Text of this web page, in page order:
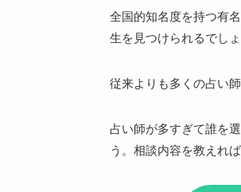
全国的知名度を持つ有
生を見つけられるでしょ
従来よりも多くの占い
占い師が多すぎて誰を
う。相談内容を教えれ